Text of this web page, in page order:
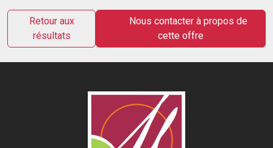
Retour aux
résultats
Nous contacter à propos de
cette offre